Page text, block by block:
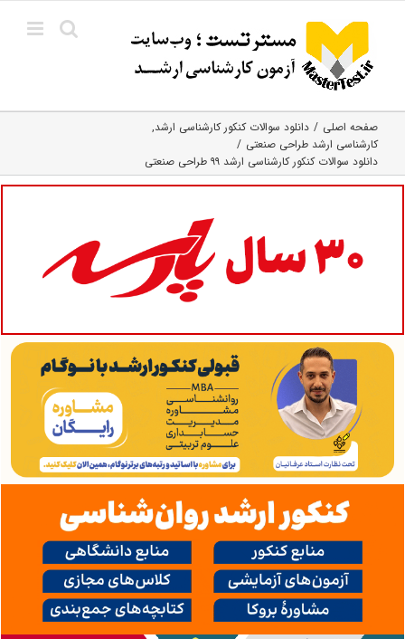
content
صفحه اصلی
دانلود سوالات کنکور کارشناسی ارشد
کارشناسی ارشد طراحی صنعتی
دانلود سوالات کنکور کارشناسی ارشد ۹۹ طراحی صنعتی